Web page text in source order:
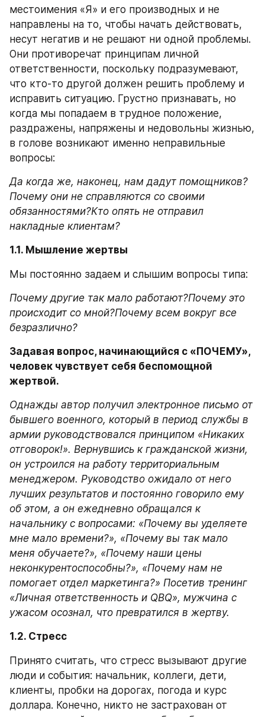
местоимения «Я» и его производных и не
направлены на то, чтобы начать действовать,
несут негатив и не решают ни одной проблемы.
Они противоречат принципам личной
ответственности, поскольку подразумевают,
что кто-то другой должен решить проблему и
исправить ситуацию. Грустно признавать, но
когда мы попадаем в трудное положение,
раздражены, напряжены и недовольны жизнью,
в голове возникают именно неправильные
вопросы:
Да когда же, наконец, нам дадут помощников?
Почему они не справляются со своими
обязанностями?Кто опять не отправил
накладные клиентам?
1.1. Мышление жертвы
Мы постоянно задаем и слышим вопросы типа:
Почему другие так мало работают?Почему это
происходит со мной?Почему всем вокруг все
безразлично?
Задавая вопрос, начинающийся с «ПОЧЕМУ»,
человек чувствует себя беспомощной
жертвой.
Однажды автор получил электронное письмо от
бывшего военного, который в период службы в
армии руководствовался принципом «Никаких
отговорок!». Вернувшись к гражданской жизни,
он устроился на работу территориальным
менеджером. Руководство ожидало от него
лучших результатов и постоянно говорило ему
об этом, а он ежедневно обращался к
начальнику с вопросами: «Почему вы уделяете
мне мало времени?», «Почему вы так мало
меня обучаете?», «Почему наши цены
неконкурентоспособны?», «Почему нам не
помогает отдел маркетинга?» Посетив тренинг
«Личная ответственность и QBQ», мужчина с
ужасом осознал, что превратился в жертву.
1.2. Стресс
Принято считать, что стресс вызывают другие
люди и события: начальник, коллеги, дети,
клиенты, пробки на дорогах, погода и курс
доллара. Конечно, никто не застрахован от